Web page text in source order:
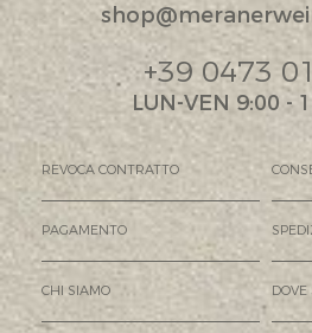
+39 0473
LUN-VEN 9:00 -
REVOCA CONTRATTO
PAGAMENTO
CHI SIAMO